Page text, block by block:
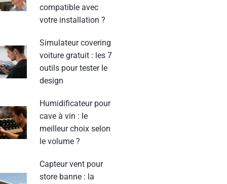
compatible avec
votre installation ?
Simulateur covering
voiture gratuit : les 7
outils pour tester le
design
Humidificateur pour
cave à vin : le
meilleur choix selon
le volume ?
Capteur vent pour
store banne : la